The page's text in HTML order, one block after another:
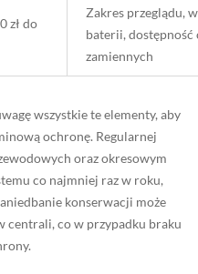
zł do
Zakres przeglądu,
baterii, dostępność
zamiennych
wszystkie te elementy, aby
ochronę. Regularnej
oraz okresowym
co najmniej raz w roku,
konserwacji może
centrali, co w przypadku braku